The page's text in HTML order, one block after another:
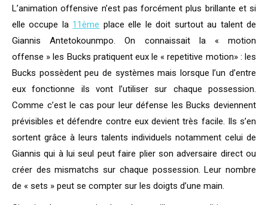
L’animation offensive n’est pas forcément plus brillante et si
elle occupe la 11ème place elle le doit surtout au talent de
Giannis Antetokounmpo. On connaissait la « motion
offense » les Bucks pratiquent eux le « repetitive motion» : les
Bucks possèdent peu de systèmes mais lorsque l’un d’entre
eux fonctionne ils vont l’utiliser sur chaque possession.
Comme c’est le cas pour leur défense les Bucks deviennent
prévisibles et défendre contre eux devient très facile. Ils s’en
sortent grâce à leurs talents individuels notamment celui de
Giannis qui à lui seul peut faire plier son adversaire direct ou
créer des mismatchs sur chaque possession. Leur nombre
de « sets » peut se compter sur les doigts d’une main.